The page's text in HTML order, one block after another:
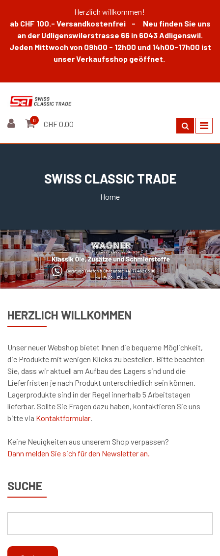
Herzlich willkommen!
ab CHF 100.- Versandkostenfrei - Neu finden Sie uns
an der Udligenswilerstrasse 66 in 6043 Adligenswil.
Jeden Mittwoch von 09h00 - 12h00 und 14h00-17h00 ist
unser Verkaufsshop geöffnet.
0 CHF 0.00
SWISS CLASSIC TRADE
Home
HERZLICH WILLKOMMEN
Unser neuer Webshop bietet Ihnen die bequeme Möglichkeit,
die Produkte mit wenigen Klicks zu bestellen. Bitte beachten
Sie, dass wir aktuell am Aufbau des Lagers sind und die
Lieferfristen je nach Produkt unterschiedlich sein können.
Lagerprodukte sind in der Regel innerhalb 5 Arbeitstagen
lieferbar. Sollte Sie Fragen dazu haben, kontaktieren Sie uns
bitte via Kontaktformular.
Keine Neuigkeiten aus unserem Shop verpassen?
Dann melden Sie sich für den Newsletter an.
SUCHE